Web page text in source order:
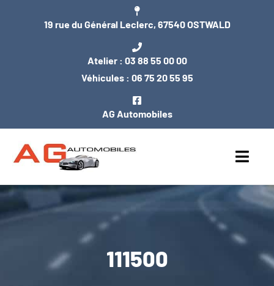
19 rue du Général Leclerc, 67540 OSTWALD
Atelier : 03 88 55 00 00
Véhicules : 06 75 20 55 95
AG Automobiles
ACCUEIL
ENTRETIEN / MÉCANIQUE111500